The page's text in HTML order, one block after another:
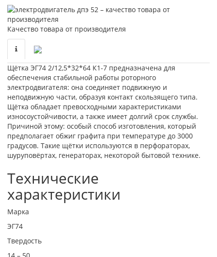
Качество товара от производителя
Щётка ЭГ74 2/12,5*32*64 К1-7 предназначена для
обеспечения стабильной работы роторного
электродвигателя: она соединяет подвижную и
неподвижную части, образуя контакт скользящего типа.
Щётка обладает превосходными характеристиками
износоустойчивости, а также имеет долгий срок службы.
Причиной этому: особый способ изготовления, который
предполагает обжиг графита при температуре до 3000
градусов. Такие щётки используются в перфораторах,
шуруповёртах, генераторах, некоторой бытовой технике.
Технические
характеристики
Марка
ЭГ74
Твердость
14 – 50